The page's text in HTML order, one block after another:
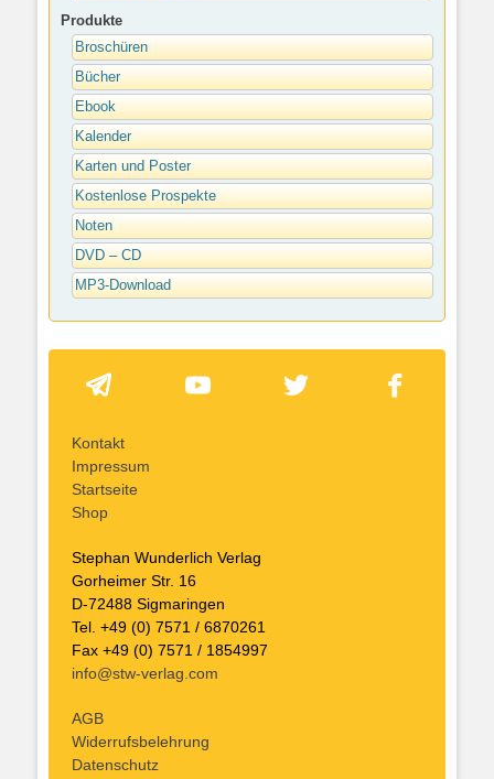
Produkte
Broschüren
Bücher
Ebook
Kalender
Karten und Poster
Kostenlose Prospekte
Noten
DVD – CD
MP3-Download
Kontakt
Impressum
Startseite
Shop
Stephan Wunderlich Verlag
Gorheimer Str. 16
D-72488 Sigmaringen
Tel. +49 (0) 7571 / 6870261
Fax +49 (0) 7571 / 1854997
info@stw-verlag.com
AGB
Widerrufsbelehrung
Datenschutz